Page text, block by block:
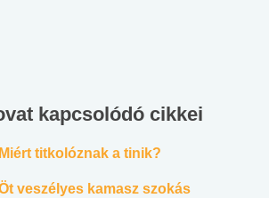
kapcsolódó cikkei
Miért titkolóznak a tinik?
veszélyes kamasz szokás